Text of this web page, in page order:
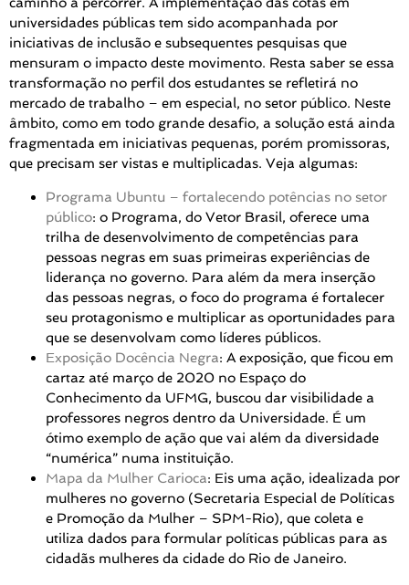
universidades públicas tem sido acompanhada por
iniciativas de inclusão e subsequentes pesquisas que
mensuram o impacto deste movimento. Resta saber se essa
transformação no perfil dos estudantes se refletirá no
mercado de trabalho – em especial, no setor público. Neste
âmbito, como em todo grande desafio, a solução está ainda
fragmentada em iniciativas pequenas, porém promissoras,
que precisam ser vistas e multiplicadas. Veja algumas:
Programa Ubuntu – fortalecendo potências no setor
público: o Programa, do Vetor Brasil, oferece uma
trilha de desenvolvimento de competências para
pessoas negras em suas primeiras experiências de
liderança no governo. Para além da mera inserção
das pessoas negras, o foco do programa é fortalecer
seu protagonismo e multiplicar as oportunidades para
que se desenvolvam como líderes públicos.
Exposição Docência Negra: A exposição, que ficou em
cartaz até março de 2020 no Espaço do
Conhecimento da UFMG, buscou dar visibilidade a
professores negros dentro da Universidade. É um
ótimo exemplo de ação que vai além da diversidade
“numérica” numa instituição.
Mapa da Mulher Carioca: Eis uma ação, idealizada por
mulheres no governo (Secretaria Especial de Políticas
e Promoção da Mulher – SPM-Rio), que coleta e
utiliza dados para formular políticas públicas para as
cidadãs mulheres da cidade do Rio de Janeiro.